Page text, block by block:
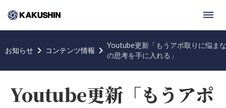
dehaze
お知らせ keyboard_arrow_right コンテンツ情報 keyboard_arrow_right Youtube更新「もうアポ取りに悩ま
の思考を手に入れる」
Youtube更新「もうアポ